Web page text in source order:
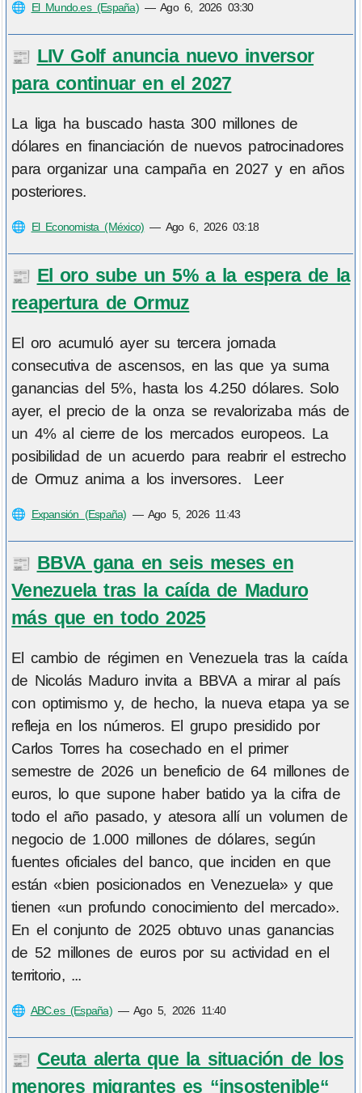
🌐 El Mundo.es (España)—Ago 6, 2026 03:30
📰 LIV Golf anuncia nuevo inversor
para continuar en el 2027
La liga ha buscado hasta 300 millones de
dólares en financiación de nuevos patrocinadores
para organizar una campaña en 2027 y en años
posteriores.
🌐 El Economista (México) — Ago 6, 2026 03:18
📰 El oro sube un 5% a la espera de la
reapertura de Ormuz
El oro acumuló ayer su tercera jornada
consecutiva de ascensos, en las que ya suma
ganancias del 5%, hasta los 4.250 dólares. Solo
ayer, el precio de la onza se revalorizaba más de
un 4% al cierre de los mercados europeos. La
posibilidad de un acuerdo para reabrir el estrecho
de Ormuz anima a los inversores. Leer
🌐 Expansión (España) — Ago 5, 2026 11:43
📰 BBVA gana en seis meses en
Venezuela tras la caída de Maduro
más que en todo 2025
El cambio de régimen en Venezuela tras la caída
de Nicolás Maduro invita a BBVA a mirar al país
con optimismo y, de hecho, la nueva etapa ya se
refleja en los números. El grupo presidido por
Carlos Torres ha cosechado en el primer
semestre de 2026 un beneficio de 64 millones de
euros, lo que supone haber batido ya la cifra de
todo el año pasado, y atesora allí un volumen de
negocio de 1.000 millones de dólares, según
fuentes oficiales del banco, que inciden en que
están «bien posicionados en Venezuela» y que
tienen «un profundo conocimiento del mercado».
En el conjunto de 2025 obtuvo unas ganancias
de 52 millones de euros por su actividad en el
territorio, ...
🌐 ABC.es (España)—Ago 5, 2026 11:40
📰 Ceuta alerta que la situación de los
menores migrantes es “insostenible“